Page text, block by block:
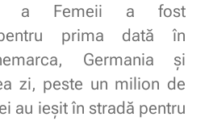
a Femeii a fost
prima dată în
Germania şi
zi, peste un milion de
au ieşit în stradă pentru